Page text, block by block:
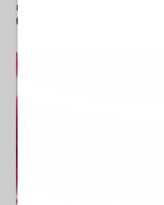
mantenida este jueves…
06/08/2026